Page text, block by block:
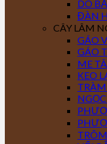
DÓ
ĐÀN
CÂY LÂM
GÁO
GÁO
ME
KEO
TRÔM